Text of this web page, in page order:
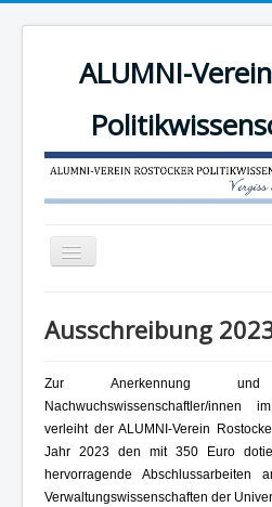
ALUMNI-
Navigation
Der Verein
Angebote
Mitgliederbereich
Mitglied werden!
Kontakt und Impressum
Ausschreibung
Zur Anerkennung
Nachwuchswissenschaftler/innen
verleiht der ALUMNI-Verein
Jahr 2023 den mit 350 Euro
hervorragende
Verwaltungswissenschaften der